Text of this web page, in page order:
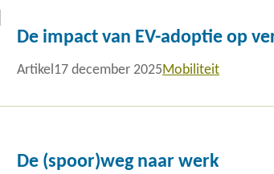
De impact van EV-adoptie op
Artikel 17 december 2025Mobiliteit
De (spoor)weg naar werk